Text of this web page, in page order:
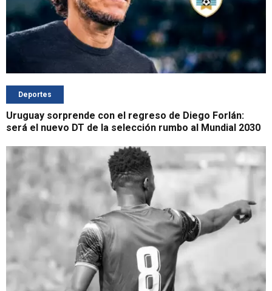
Deportes
Uruguay sorprende con el regreso de Diego Forlán:
será el nuevo DT de la selección rumbo al Mundial 2030